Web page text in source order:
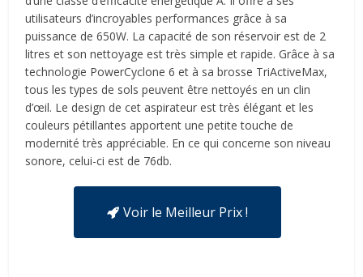
utilisateurs d’incroyables performances grâce à sa
puissance de 650W. La capacité de son réservoir est de 2
litres et son nettoyage est très simple et rapide. Grâce à sa
technologie PowerCyclone 6 et à sa brosse TriActiveMax,
tous les types de sols peuvent être nettoyés en un clin
d’œil. Le design de cet aspirateur est très élégant et les
couleurs pétillantes apportent une petite touche de
modernité très appréciable. En ce qui concerne son niveau
sonore, celui-ci est de 76db.
Voir le Meilleur Prix !